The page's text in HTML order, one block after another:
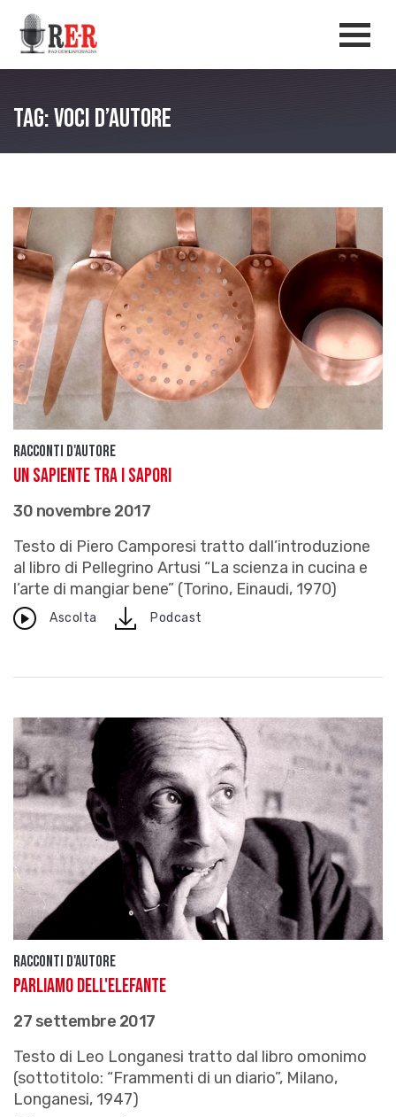
Salta al contenuto principale
Tag: Voci d’autore
Racconti d'autore
Un sapiente tra i sapori
30 novembre 2017
Testo di Piero Camporesi tratto dall’introduzione
al libro di Pellegrino Artusi “La scienza in cucina e
l’arte di mangiar bene” (Torino, Einaudi, 1970)
Ascolta downloadPodcast
Racconti d'autore
Parliamo dell'elefante
27 settembre 2017
Testo di Leo Longanesi tratto dal libro omonimo
(sottotitolo: “Frammenti di un diario”, Milano,
Longanesi, 1947)